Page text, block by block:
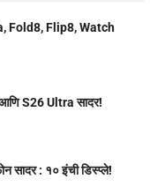
Fold8, Flip8, Watch
S26 Ultra सादर!
: १० इंची डिस्प्ले!